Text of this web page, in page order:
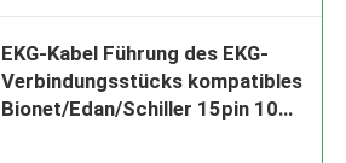
EKG-Kabel Führung des EKG-
Verbindungsstücks kompatibles
Bionet/Edan/Schiller 15pin 10